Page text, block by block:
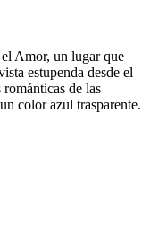
Amor, un lugar que
estupenda desde el
de las
color azul trasparente.